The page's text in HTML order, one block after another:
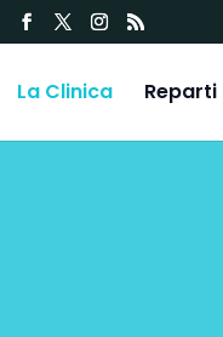
La Clinica Reparti